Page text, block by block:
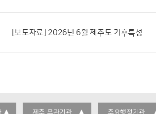
[보도자료] 2026년 6월 제주도 기후특성